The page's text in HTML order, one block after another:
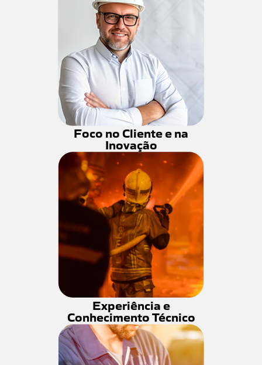
Foco no Cliente e na
Inovação
Experiência e
Conhecimento Técnico